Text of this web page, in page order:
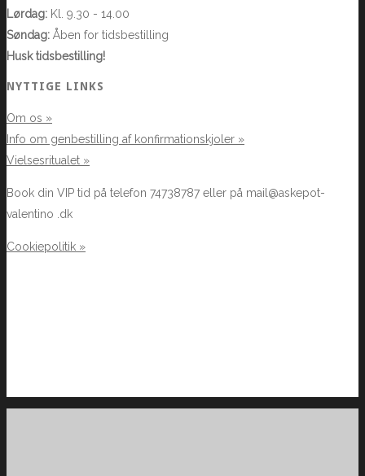
Lørdag: Kl. 9.30 - 14.00
Søndag: Åben for tidsbestilling
Husk tidsbestilling!
NYTTIGE LINKS
Om os »
Info om genbestilling af konfirmationskjoler »
Vielsesritualet »
Book din VIP tid på telefon 74738787 eller på mail@askepot-
valentino .dk
Cookiepolitik »